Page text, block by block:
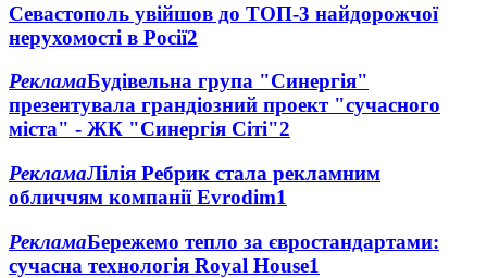
Севастополь увійшов до ТОП-3 найдорожчої
нерухомості в Росії2
РекламаБудівельна група "Синергія"
презентувала грандіозний проект "сучасного
міста" - ЖК "Синергія Сіті"2
РекламаЛілія Ребрик стала рекламним
обличчям компанії Evrodim1
РекламаБережемо тепло за євростандартами:
сучасна технологія Royal House1